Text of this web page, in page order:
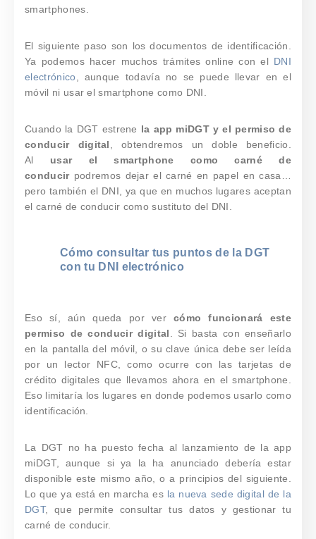
smartphones.
El siguiente paso son los documentos de identificación.
Ya podemos hacer muchos trámites online con el DNI
electrónico , aunque todavía no se puede llevar en el
móvil ni usar el smartphone como DNI.
Cuando la DGT estrene la app miDGT y el permiso de
conducir digital
, obtendremos un doble beneficio.
Al usar el smartphone como carné de
conducirpodremos dejar el carné en papel en casa…
pero también el DNI, ya que en muchos lugares aceptan
el carné de conducir como sustituto del DNI.
Cómo consultar tus puntos de la DGT
con tu DNI electrónico
Eso sí, aún queda por vercómo funcionará este
permiso de conducir digital . Si basta con enseñarlo
en la pantalla del móvil, o su clave única debe ser leída
por un lector NFC, como ocurre con las tarjetas de
crédito digitales que llevamos ahora en el smartphone.
Eso limitaría los lugares en donde podemos usarlo como
identificación.
La DGT no ha puesto fecha al lanzamiento de la app
miDGT, aunque si ya la ha anunciado debería estar
disponible este mismo año, o a principios del siguiente.
Lo que ya está en marcha es la nueva sede digital de la
DGT, que permite consultar tus datos y gestionar tu
carné de conducir.